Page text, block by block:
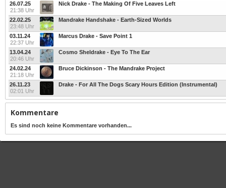
26.07.25
21:38 Uhr
Nick Drake - The Making Of Five Leaves Left
22.02.25
23:48 Uhr
Mandrake Handshake - Earth-Sized Worlds
03.11.24
22:37 Uhr
Marcus Drake - Save Point 1
13.04.24
20:46 Uhr
Cosmo Sheldrake - Eye To The Ear
24.02.24
21:18 Uhr
Bruce Dickinson - The Mandrake Project
26.11.23
02:01 Uhr
Drake - For All The Dogs Scary Hours Edition (Instrumental)
Kommentare
Es sind noch keine Kommentare vorhanden...